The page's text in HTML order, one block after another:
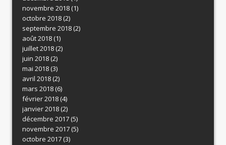
novembre 2018(1)
octobre 2018(2)
septembre 2018(2)
août 2018(1)
juillet 2018(2)
juin 2018(2)
mai 2018(3)
avril 2018(2)
mars 2018(6)
février 2018(4)
janvier 2018(2)
décembre 2017(5)
novembre 2017(5)
octobre 2017(3)